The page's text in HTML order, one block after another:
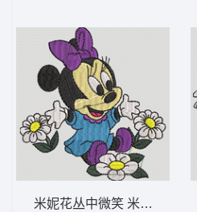
米妮花丛中微笑 米妮 25-